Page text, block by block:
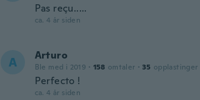
Pas reçu.....
ca. 4 år siden
A Arturo
Ble med i 2019 · 158 omtaler · 35 opplastinger
Perfecto !
ca. 4 år siden